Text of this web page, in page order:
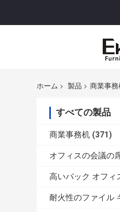
ホーム 製品 商業事務
すべての製品
商業事務机 (371)
オフィスの会議の
高いバック オフィ
耐火性のファイル